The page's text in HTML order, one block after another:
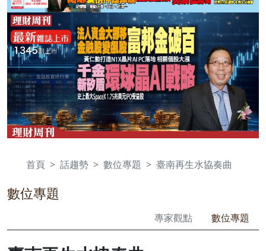
首頁 話趨勢 數位專題 臺南再生水協奏曲
數位專題
專家觀點 數位專題